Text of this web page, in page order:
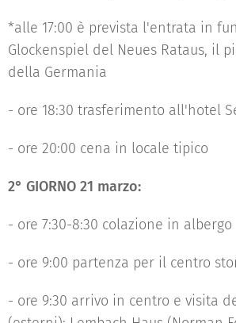
*alle 17:00 è prevista l'entrata in
Glockenspiel del Neues Rataus, il
della Germania
- ore 18:30 trasferimento all'hotel
- ore 20:00 cena in locale tipico
2° GIORNO 21 marzo:
- ore 7:30-8:30 colazione in albergo
- ore 9:00 partenza per il centro
- ore 9:30 arrivo in centro e visita